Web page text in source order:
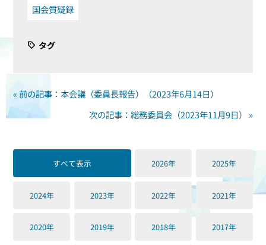
国会質疑録
タグ
« 前の記事：本会議（委員長報告）（2023年6月14日）
次の記事：総務委員会（2023年11月9日） »
すべて表示 2026年 2025年
2024年 2023年 2022年 2021年
2020年 2019年 2018年 2017年